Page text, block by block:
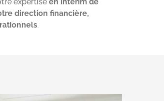
direction financière,
.